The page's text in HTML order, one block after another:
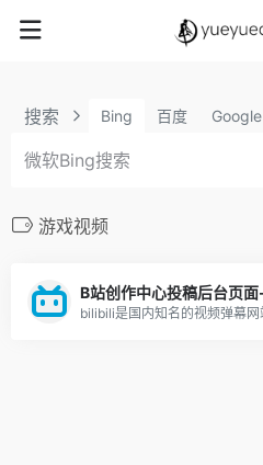
搜索 Bing 百度 Google
游戏视频